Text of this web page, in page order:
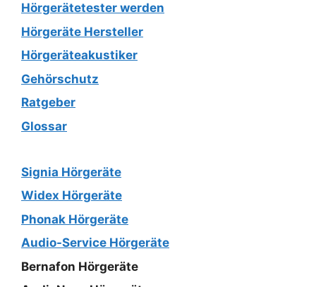
Hörgerätetester werden
Hörgeräte Hersteller
Hörgeräteakustiker
Gehörschutz
Ratgeber
Glossar
Signia Hörgeräte
Widex Hörgeräte
Phonak Hörgeräte
Audio-Service Hörgeräte
Bernafon Hörgeräte